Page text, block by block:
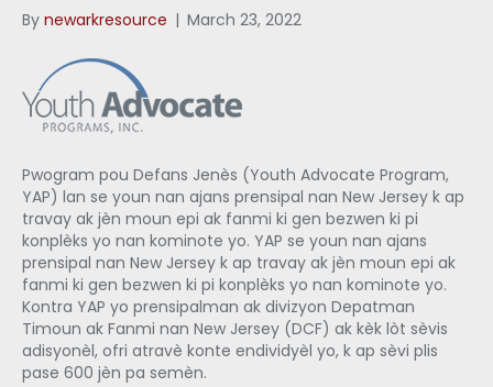
By newarkresource | March 23, 2022
Pwogram pou Defans Jenès (Youth Advocate Program,
YAP) lan se youn nan ajans prensipal nan New Jersey k ap
travay ak jèn moun epi ak fanmi ki gen bezwen ki pi
konplèks yo nan kominote yo. YAP se youn nan ajans
prensipal nan New Jersey k ap travay ak jèn moun epi ak
fanmi ki gen bezwen ki pi konplèks yo nan kominote yo.
Kontra YAP yo prensipalman ak divizyon Depatman
Timoun ak Fanmi nan New Jersey (DCF) ak kèk lòt sèvis
adisyonèl, ofri atravè konte endividyèl yo, k ap sèvi plis
pase 600 jèn pa semèn.